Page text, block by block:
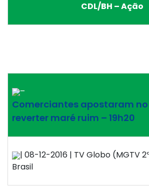
CDL/BH – Ação
–
Comerciantes apostaram
reverter maré ruim – 19h20
| 08-12-2016 | TV Globo (MGTV
Brasil